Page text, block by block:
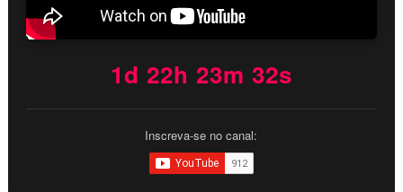
1d 22h 23m 30s
Inscreva-se no canal: